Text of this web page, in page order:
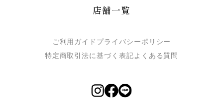
店舗一覧
ご利用ガイド プライバシーポリシー
特定商取引法に基づく表記よくある質問